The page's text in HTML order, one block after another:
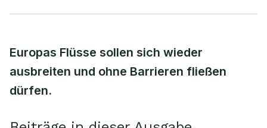
Europas Flüsse sollen sich wieder
ausbreiten und ohne Barrieren fließen
dürfen.